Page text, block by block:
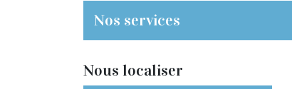
Nos services
Nous localiser